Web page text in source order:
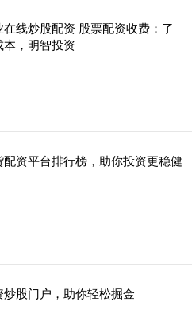
线炒股配资 股票配资收费：了
，明智投资
配资平台排行榜，助你投资更稳健
炒股门户，助你轻松掘金